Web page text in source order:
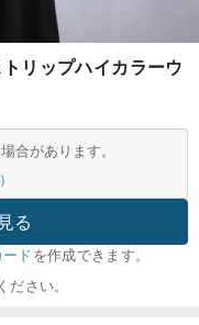
リップハイカラーウ
合があります。
る
ドを作成できます。
さい。